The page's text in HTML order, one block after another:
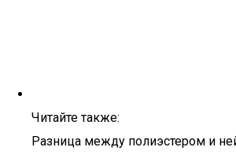
Читайте также:
Разница между полиэстером и